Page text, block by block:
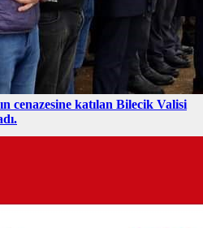
cenazesine katılan Bilecik Valisi